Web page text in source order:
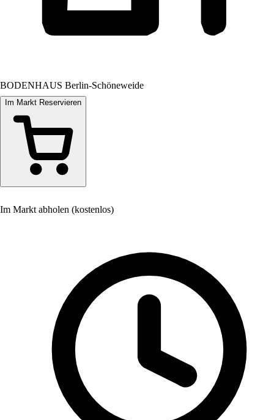
BODENHAUS Berlin-Schöneweide
Im Markt Reservieren
Im Markt abholen (kostenlos)